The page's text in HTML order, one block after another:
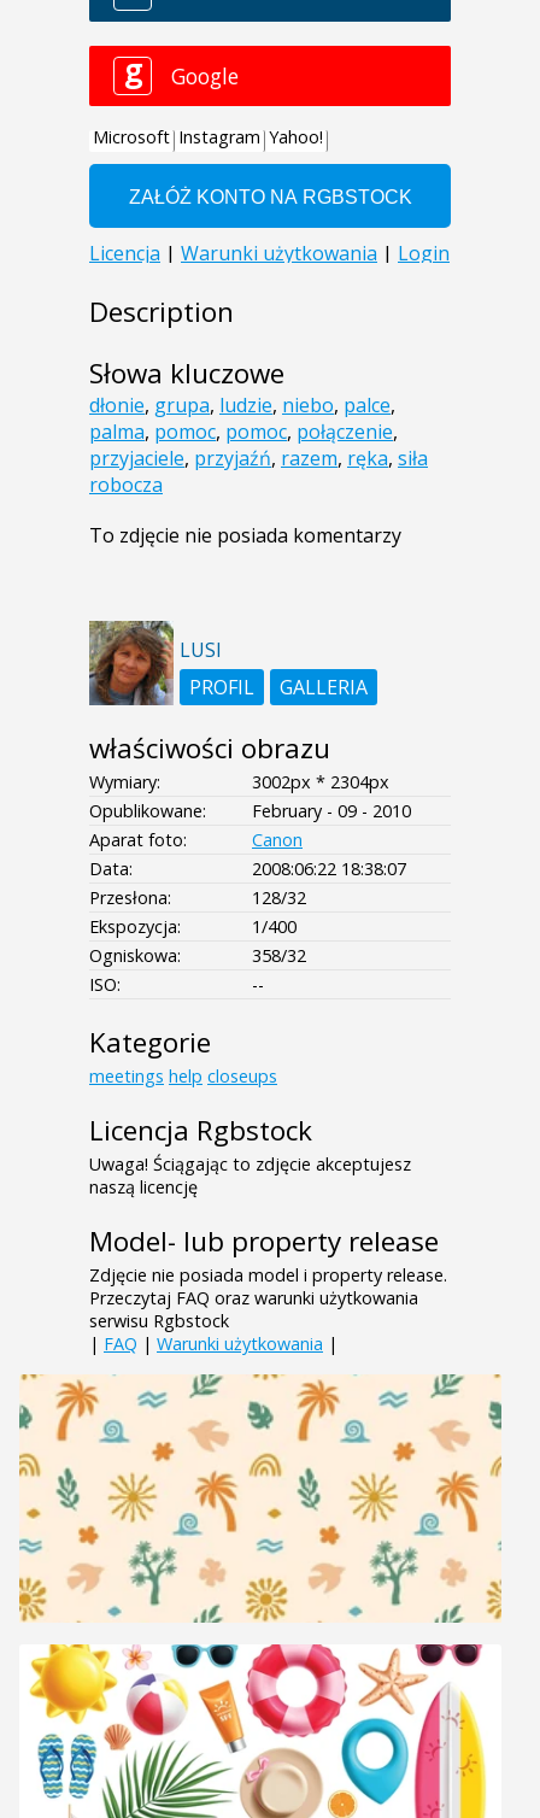
Description
Słowa kluczowe
dłonie, grupa, ludzie, niebo, palce,
palma, pomoc, pomoc, połączenie,
przyjaciele, przyjaźń, razem, ręka, siła
robocza
To zdjęcie nie posiada komentarzy
LUSI
PROFIL
GALLERIA
właściwości obrazu
Wymiary:
3002px * 2304px
Opublikowane:
February - 09 - 2010
Aparat foto:
Canon
Data:
2008:06:22 18:38:07
Przesłona:
128/32
Ekspozycja:
1/400
Ogniskowa:
358/32
ISO:
--
Kategorie
meetings help closeups
Licencja Rgbstock
Uwaga! Ściągając to zdjęcie akceptujesz
naszą licencję
Model- lub property release
Zdjęcie nie posiada model i property release.
Przeczytaj FAQ oraz warunki użytkowania
serwisu Rgbstock
| FAQ | Warunki użytkowania |